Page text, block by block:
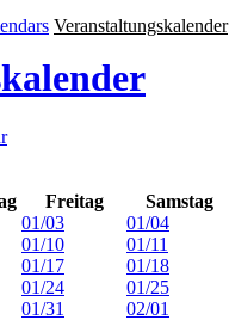
Veranstaltungskalender
Freitag Samstag
01/03 01/04
01/10 01/11
01/17 01/18
01/24 01/25
01/31 02/01